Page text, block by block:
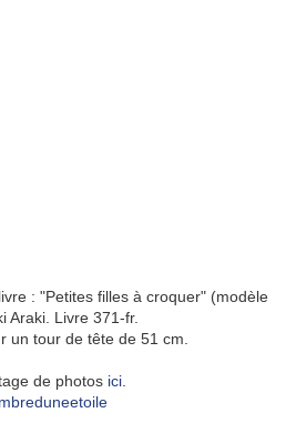
: "Petites filles à croquer" (modèle
Araki. Livre 371-fr.
un tour de tête de 51 cm.
de photos ici